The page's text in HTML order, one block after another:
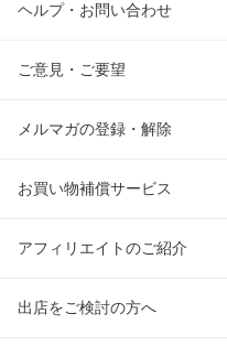
ヘルプ・お問い合わせ
ご意見・ご要望
メルマガの登録・解除
お買い物補償サービス
アフィリエイトのご紹介
出店をご検討の方へ